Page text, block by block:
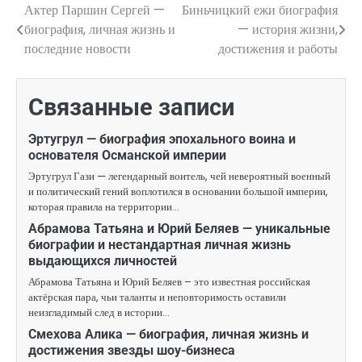
Навигация
по
записям
Актер Паршин Сергей —
биография, личная жизнь и
последние новости
Биньчицкий ежи биография
— история жизни,
достижения и работы
Связанные записи
Эртугрул — биография эпохального воина и
основателя Османской империи
Эртугрул Гази — легендарный воитель, чей невероятный военный
и политический гений воплотился в основании большой империи,
которая правила на территории…
Абрамова Татьяна и Юрий Беляев — уникальные
биографии и нестандартная личная жизнь
выдающихся личностей
Абрамова Татьяна и Юрий Беляев – это известная российская
актёрская пара, чьи таланты и неповторимость оставили
неизгладимый след в истории…
Смехова Алика — биография, личная жизнь и
достижения звезды шоу-бизнеса